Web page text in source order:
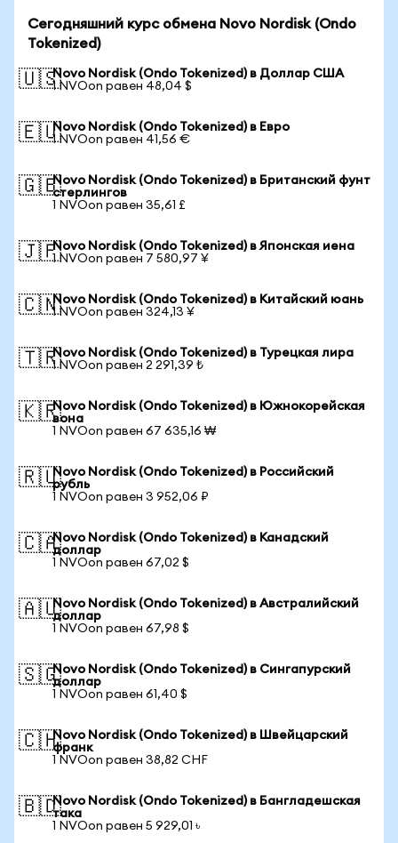
Сегодняшний курс обмена Novo Nordisk (Ondo
Tokenized)
🇺🇸Novo Nordisk (Ondo Tokenized) в Доллар США
1 NVOon равен 48,04 $
🇪🇺Novo Nordisk (Ondo Tokenized) в Евро
1 NVOon равен 41,56 €
🇬🇧Novo Nordisk (Ondo Tokenized) в Британский фунт
стерлингов
1 NVOon равен 35,61 £
🇯🇵Novo Nordisk (Ondo Tokenized) в Японская иена
1 NVOon равен 7 580,97 ¥
🇨🇳Novo Nordisk (Ondo Tokenized) в Китайский юань
1 NVOon равен 324,13 ¥
🇹🇷Novo Nordisk (Ondo Tokenized) в Турецкая лира
1 NVOon равен 2 291,39 ₺
🇰🇷Novo Nordisk (Ondo Tokenized) в Южнокорейская
вона
1 NVOon равен 67 635,16 ₩
🇷🇺Novo Nordisk (Ondo Tokenized) в Российский
рубль
1 NVOon равен 3 952,06 ₽
🇨🇦Novo Nordisk (Ondo Tokenized) в Канадский
доллар
1 NVOon равен 67,02 $
🇦🇺Novo Nordisk (Ondo Tokenized) в Австралийский
доллар
1 NVOon равен 67,98 $
🇸🇬Novo Nordisk (Ondo Tokenized) в Сингапурский
доллар
1 NVOon равен 61,40 $
🇨🇭Novo Nordisk (Ondo Tokenized) в Швейцарский
франк
1 NVOon равен 38,82 CHF
🇧🇩Novo Nordisk (Ondo Tokenized) в Бангладешская
така
1 NVOon равен 5 929,01 ৳